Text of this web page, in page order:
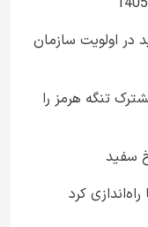
در اولویت سازمان
تنگه هرمز را
سفید